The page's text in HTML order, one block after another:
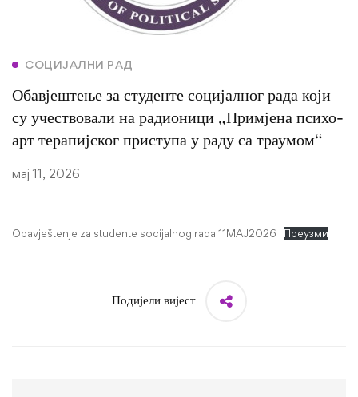
СОЦИЈАЛНИ РАД
Обавјештење за студенте социјалног рада који
су учествовали на радионици „Примјена психо-
арт терапијског приступа у раду са траумом“
мај 11, 2026
Obavještenje za studente socijalnog rada 11MAJ2026 Преузми
Подијели вијест